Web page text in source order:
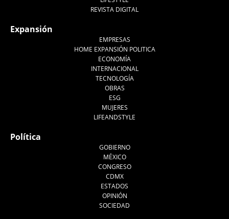
REVISTA DIGITAL
Expansión
EMPRESAS
HOME EXPANSIÓN POLITICA
ECONOMÍA
INTERNACIONAL
TECNOLOGÍA
OBRAS
ESG
MUJERES
LIFEANDSTYLE
Política
GOBIERNO
MÉXICO
CONGRESO
CDMX
ESTADOS
OPINIÓN
SOCIEDAD